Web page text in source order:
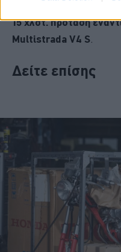
κατά
15 χλστ. πρόταση
Multistrada V4 S
Δείτε επίσης